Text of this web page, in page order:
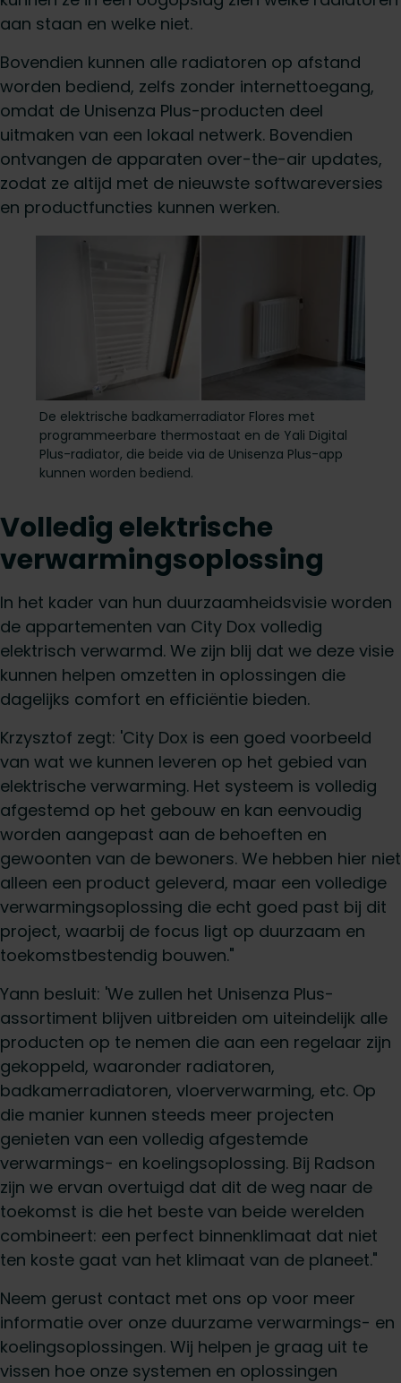
aan staan en welke niet.
Bovendien kunnen alle radiatoren op afstand
worden bediend, zelfs zonder internettoegang,
omdat de Unisenza Plus-producten deel
uitmaken van een lokaal netwerk. Bovendien
ontvangen de apparaten over-the-air updates,
zodat ze altijd met de nieuwste softwareversies
en productfuncties kunnen werken.
De elektrische badkamerradiator Flores met
programmeerbare thermostaat en de Yali Digital
Plus-radiator, die beide via de Unisenza Plus-app
kunnen worden bediend.
Volledig elektrische
verwarmingsoplossing
In het kader van hun duurzaamheidsvisie worden
de appartementen van City Dox volledig
elektrisch verwarmd. We zijn blij dat we deze visie
kunnen helpen omzetten in oplossingen die
dagelijks comfort en efficiëntie bieden.
Krzysztof zegt: 'City Dox is een goed voorbeeld
van wat we kunnen leveren op het gebied van
elektrische verwarming. Het systeem is volledig
afgestemd op het gebouw en kan eenvoudig
worden aangepast aan de behoeften en
gewoonten van de bewoners. We hebben hier niet
alleen een product geleverd, maar een volledige
verwarmingsoplossing die echt goed past bij dit
project, waarbij de focus ligt op duurzaam en
toekomstbestendig bouwen."
Yann besluit: 'We zullen het Unisenza Plus-
assortiment blijven uitbreiden om uiteindelijk alle
producten op te nemen die aan een regelaar zijn
gekoppeld, waaronder radiatoren,
badkamerradiatoren, vloerverwarming, etc. Op
die manier kunnen steeds meer projecten
genieten van een volledig afgestemde
verwarmings- en koelingsoplossing. Bij Radson
zijn we ervan overtuigd dat dit de weg naar de
toekomst is die het beste van beide werelden
combineert: een perfect binnenklimaat dat niet
ten koste gaat van het klimaat van de planeet."
Neem gerust contact met ons op voor meer
informatie over onze duurzame verwarmings- en
koelingsoplossingen. Wij helpen je graag uit te
vissen hoe onze systemen en oplossingen